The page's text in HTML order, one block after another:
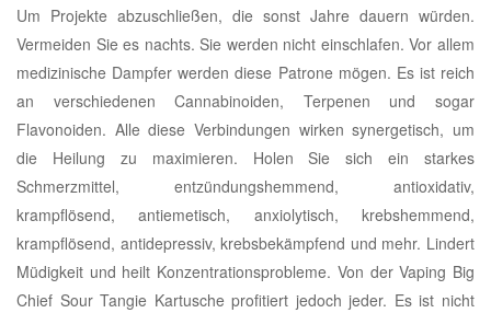
Um Projekte abzuschließen, die sonst Jahre dauern würden.
Vermeiden Sie es nachts. Sie werden nicht einschlafen. Vor allem
medizinische Dampfer werden diese Patrone mögen. Es ist reich
an verschiedenen Cannabinoiden, Terpenen und sogar
Flavonoiden. Alle diese Verbindungen wirken synergetisch, um
die Heilung zu maximieren. Holen Sie sich ein starkes
Schmerzmittel, entzündungshemmend, antioxidativ,
krampflösend, antiemetisch, anxiolytisch, krebshemmend,
krampflösend, antidepressiv, krebsbekämpfend und mehr. Lindert
Müdigkeit und heilt Konzentrationsprobleme. Von der Vaping Big
Chief Sour Tangie Kartusche profitiert jedoch jeder. Es ist nicht